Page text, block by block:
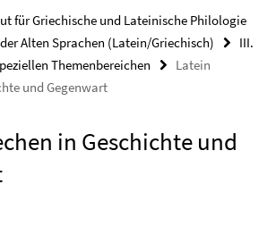
für Griechische und Lateinische Philologie
Alten Sprachen (Latein/Griechisch)
III.
Themenbereichen
Latein
und Gegenwart
in Geschichte und